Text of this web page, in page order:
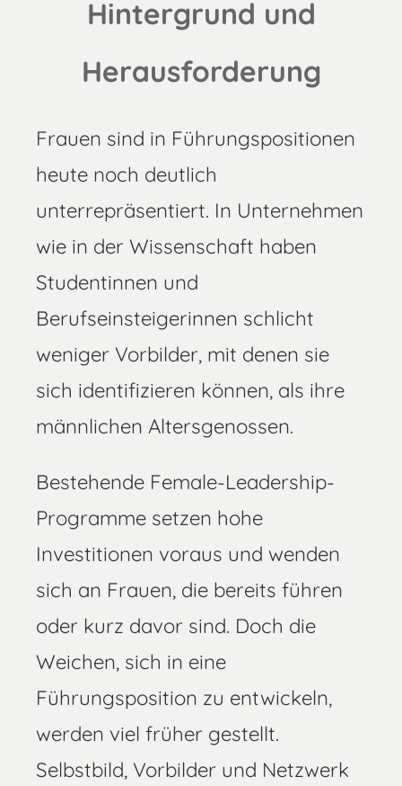
Hintergrund und
Herausforderung
Frauen sind in Führungspositionen
heute noch deutlich
unterrepräsentiert. In Unternehmen
wie in der Wissenschaft haben
Studentinnen und
Berufseinsteigerinnen schlicht
weniger Vorbilder, mit denen sie
sich identifizieren können, als ihre
männlichen Altersgenossen.
Bestehende Female-Leadership-
Programme setzen hohe
Investitionen voraus und wenden
sich an Frauen, die bereits führen
oder kurz davor sind. Doch die
Weichen, sich in eine
Führungsposition zu entwickeln,
werden viel früher gestellt.
Selbstbild, Vorbilder und Netzwerk